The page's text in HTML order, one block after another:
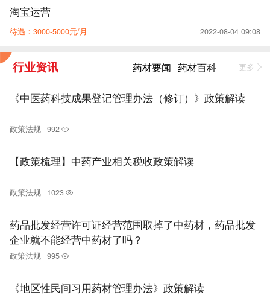
淘宝运营
待遇：3000-5000元/月 2022-08-04 09:08
行业资讯 药材要闻 药材百科 更多
《中医药科技成果登记管理办法（修订）》政策解读
政策法规 992
【政策梳理】中药产业相关税收政策解读
政策法规 1023
药品批发经营许可证经营范围取掉了中药材，药品批发
企业就不能经营中药材了吗？
政策法规 995
《地区性民间习用药材管理办法》政策解读